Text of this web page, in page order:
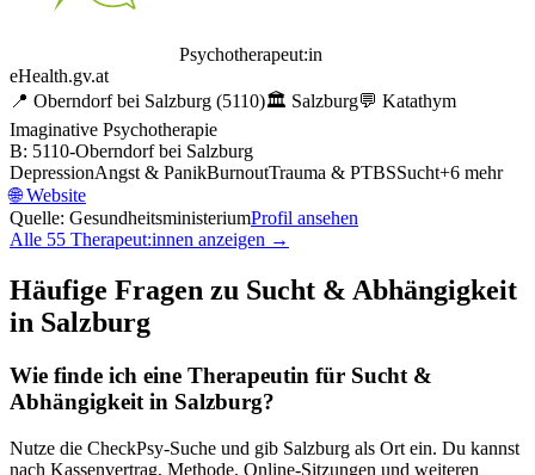
Psychotherapeut:in
eHealth.gv.at
📍 Oberndorf bei Salzburg (5110)🏛️ Salzburg💬 Katathym
Imaginative Psychotherapie
B: 5110-Oberndorf bei Salzburg
DepressionAngst & PanikBurnoutTrauma & PTBSSucht+6 mehr
🌐Website
Quelle: GesundheitsministeriumProfil ansehen
Alle 55 Therapeut:innen anzeigen →
Häufige Fragen zu Sucht & Abhängigkeit
in Salzburg
Wie finde ich eine Therapeutin für Sucht &
Abhängigkeit in Salzburg?
Nutze die CheckPsy-Suche und gib Salzburg als Ort ein. Du kannst
nach Kassenvertrag, Methode, Online-Sitzungen und weiteren